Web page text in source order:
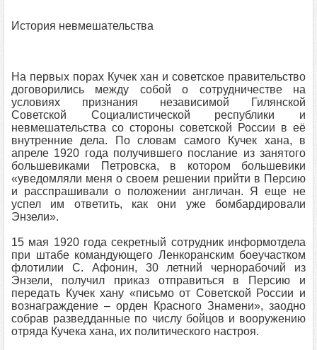
История невмешательства
На первых порах Кучек хан и советское правительство
договорились между собой о сотрудничестве на
условиях признания независимой Гилянской
Советской Социалистической республики и
невмешательства со стороны советской России в её
внутренние дела. По словам самого Кучек хана, в
апреле 1920 года получившего послание из занятого
большевиками Петровска, в котором большевики
«уведомляли меня о своем решении прийти в Персию
и расспрашивали о положении англичан. Я еще не
успел им ответить, как они уже бомбардировали
Энзели».
15 мая 1920 года секретный сотрудник информотдела
при штабе командующего Ленкоранским боеучастком
флотилии С. Афонин, 30 летний чернорабочий из
Энзели, получил приказ отправиться в Персию и
передать Кучек хану «письмо от Советской России и
вознаграждение – орден Красного Знамени», заодно
собрав разведданные по числу бойцов и вооружению
отряда Кучека хана, их политического настроя.